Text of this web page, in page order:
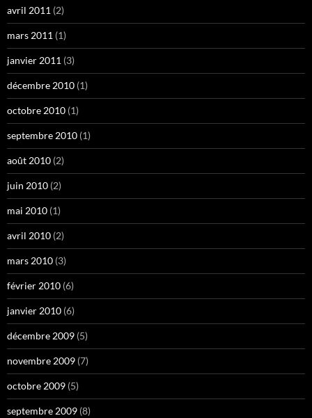
avril 2011 (2)
mars 2011 (1)
janvier 2011 (3)
décembre 2010 (1)
octobre 2010 (1)
septembre 2010 (1)
août 2010 (2)
juin 2010 (2)
mai 2010 (1)
avril 2010 (2)
mars 2010 (3)
février 2010 (6)
janvier 2010 (6)
décembre 2009 (5)
novembre 2009 (7)
octobre 2009 (5)
septembre 2009 (8)